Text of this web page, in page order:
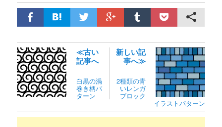
≪古い
記事へ
白黒の渦
巻き柄パ
ターン
新しい記
事へ≫
2種類の青
いレンガ
ブロック
イラストパターン